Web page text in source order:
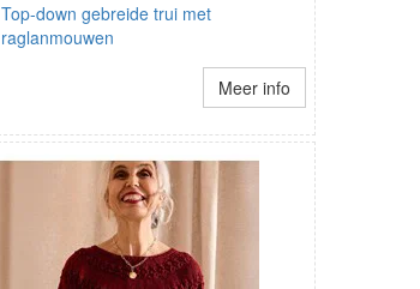
Top-down gebreide trui met
raglanmouwen
Meer info